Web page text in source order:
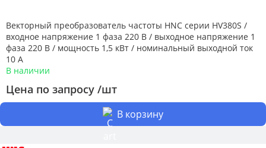
Векторный преобразователь частоты HNC серии HV380S /
входное напряжение 1 фаза 220 В / выходное напряжение 1
фаза 220 В / мощность 1,5 кВт / номинальный выходной ток
10 А
В наличии
Цена по запросу /шт
В корзину